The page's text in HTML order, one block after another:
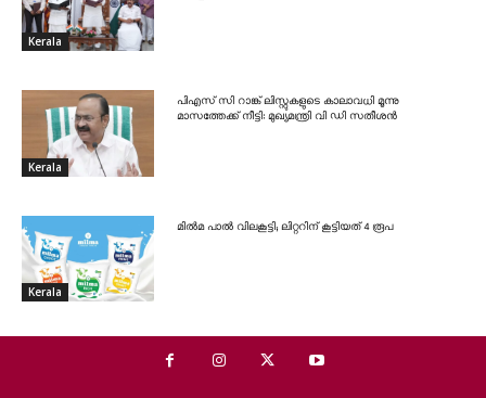
Kerala
Kerala
പിഎസ് സി റാങ്ക് ലിസ്റ്റുകളുടെ കാലാവധി മൂന്നു
മാസത്തേക്ക് നീട്ടി: മുഖ്യമന്ത്രി വി ഡി സതീശൻ
Kerala
മിൽമ പാൽ വിലകൂട്ടി; ലിറ്ററിന് കൂട്ടിയത് 4 രൂപ